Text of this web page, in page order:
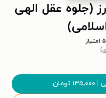
(جلوه عقل الهی
| ۱۳۵,۰۰۰ تومان